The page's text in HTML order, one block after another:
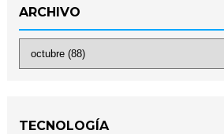
ARCHIVO
TECNOLOGÍA